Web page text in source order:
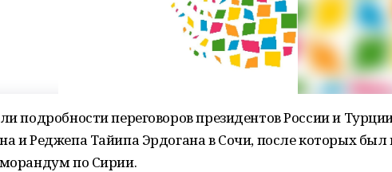
подробности переговоров президентов России и
и Реджепа Тайипа Эрдогана в Сочи, после которых был
по Сирии.